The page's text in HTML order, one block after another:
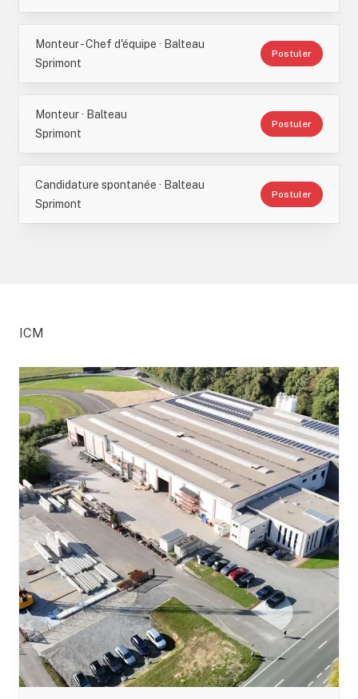
Monteur - Chef d'équipe · Balteau
Sprimont
Postuler
Monteur · Balteau
Sprimont
Postuler
Candidature spontanée · Balteau
Sprimont
Postuler
ICM